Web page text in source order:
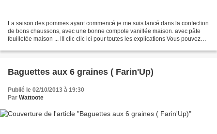
La saison des pommes ayant commencé je me suis lancé dans la confection
de bons chaussons, avec une bonne compote vanillée maison. avec pâte
feuilletée maison ... !!! clic clic ici pour toutes les explications Vous pouvez
Baguettes aux 6 graines ( Farin'Up)
Publié le 02/10/2013 à 19:30
Par Wattoote